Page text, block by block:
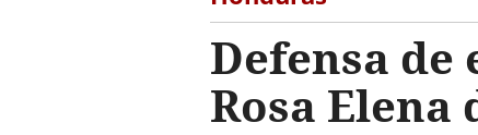
Defensa
Rosa